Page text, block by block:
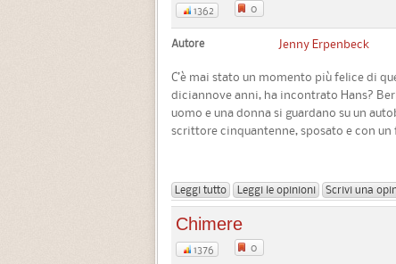
1362 0
Autore Jenny Erpenbeck
C’è mai stato un momento più felice di
diciannove anni, ha incontrato Hans?
uomo e una donna si guardano su un
scrittore cinquantenne, sposato e con un
Leggi tutto Leggi le opinioni Scrivi una
Chimere
1376 0